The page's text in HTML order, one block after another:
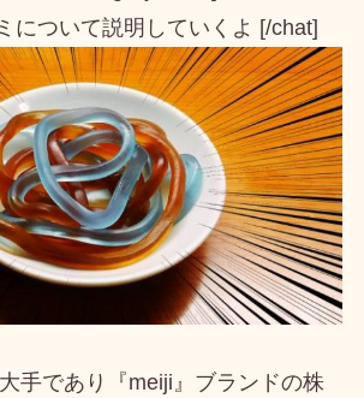
について説明していくよ [/chat]
手であり『meiji』ブランドの株